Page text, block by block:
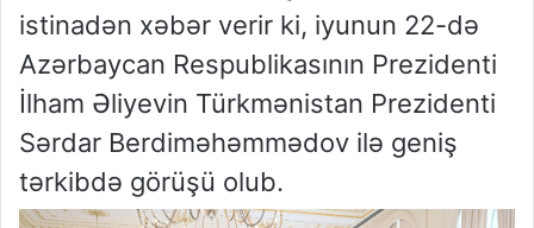
istinadən xəbər verir ki, iyunun 22-də
Azərbaycan Respublikasının Prezidenti
İlham Əliyevin Türkmənistan Prezidenti
Sərdar Berdiməhəmmədov ilə geniş
tərkibdə görüşü olub.